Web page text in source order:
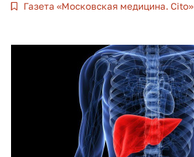
Газета «Московская медицина. Cito»